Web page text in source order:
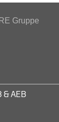
Gruppe
& AEB